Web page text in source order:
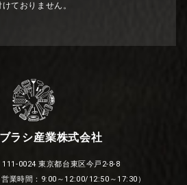
ておりません。
ラシ産業株式会社
111-0024 東京都台東区今戸2-8-8
業時間：9:00～12:00/12:50～17:30）